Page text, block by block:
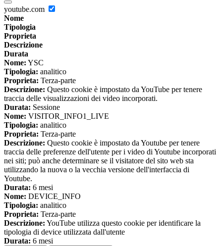
youtube.com
Nome
Tipologia
Proprieta
Descrizione
Durata
Nome: YSC
Tipologia: analitico
Proprieta: Terza-parte
Descrizione: Questo cookie è impostato da YouTube per tenere
traccia delle visualizzazioni dei video incorporati.
Durata: Sessione
Nome: VISITOR_INFO1_LIVE
Tipologia: analitico
Proprieta: Terza-parte
Descrizione: Questo cookie è impostato da Youtube per tenere
traccia delle preferenze dell'utente per i video di Youtube incorporati
nei siti; può anche determinare se il visitatore del sito web sta
utilizzando la nuova o la vecchia versione dell'interfaccia di
Youtube.
Durata: 6 mesi
Nome: DEVICE_INFO
Tipologia: analitico
Proprieta: Terza-parte
Descrizione: YouTube utilizza questo cookie per identificare la
tipologia di device utilizzata dall'utente
Durata: 6 mesi